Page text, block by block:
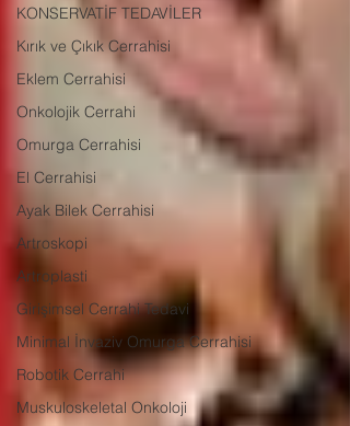
KONSERVATİF TEDAVİLER
Kırık ve Çıkık Cerrahisi
Eklem Cerrahisi
Onkolojik Cerrahi
Omurga Cerrahisi
El Cerrahisi
Ayak Bilek Cerrahisi
Artroskopi
Artroplasti
Girişimsel Cerrahi Tedavi
Minimal İnvaziv Omurga Cerrahisi
Robotik Cerrahi
Muskuloskeletal Onkoloji